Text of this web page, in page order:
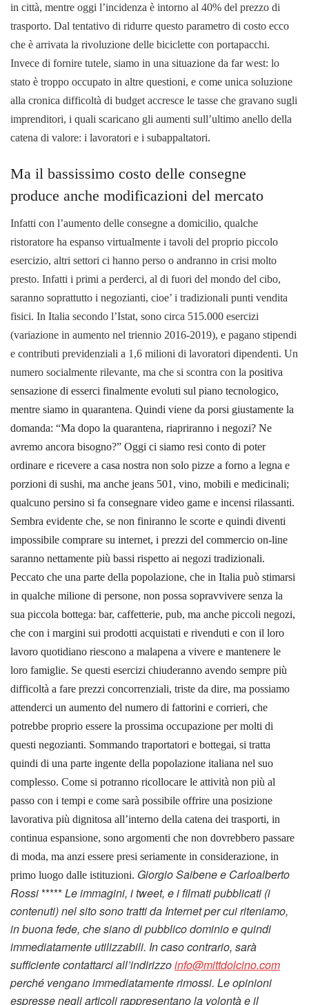
in città, mentre oggi l’incidenza è intorno al 40% del prezzo di
trasporto. Dal tentativo di ridurre questo parametro di costo ecco
che è arrivata la rivoluzione delle biciclette con portapacchi.
Invece di fornire tutele, siamo in una situazione da far west: lo
stato è troppo occupato in altre questioni, e come unica soluzione
alla cronica difficoltà di budget accresce le tasse che gravano sugli
imprenditori, i quali scaricano gli aumenti sull’ultimo anello della
catena di valore: i lavoratori e i subappaltatori.
Ma il bassissimo costo delle consegne
produce anche modificazioni del mercato
Infatti con l’aumento delle consegne a domicilio, qualche
ristoratore ha espanso virtualmente i tavoli del proprio piccolo
esercizio, altri settori ci hanno perso o andranno in crisi molto
presto. Infatti i primi a perderci, al di fuori del mondo del cibo,
saranno soprattutto i negozianti, cioe’ i tradizionali punti vendita
fisici. In Italia secondo l’Istat, sono circa 515.000 esercizi
(variazione in aumento nel triennio 2016-2019), e pagano stipendi
e contributi previdenziali a 1,6 milioni di lavoratori dipendenti. Un
numero socialmente rilevante, ma che si scontra con la positiva
sensazione di esserci finalmente evoluti sul piano tecnologico,
mentre siamo in quarantena. Quindi viene da porsi giustamente la
domanda: “Ma dopo la quarantena, riapriranno i negozi? Ne
avremo ancora bisogno?” Oggi ci siamo resi conto di poter
ordinare e ricevere a casa nostra non solo pizze a forno a legna e
porzioni di sushi, ma anche jeans 501, vino, mobili e medicinali;
qualcuno persino si fa consegnare video game e incensi rilassanti.
Sembra evidente che, se non finiranno le scorte e quindi diventi
impossibile comprare su internet, i prezzi del commercio on-line
saranno nettamente più bassi rispetto ai negozi tradizionali.
Peccato che una parte della popolazione, che in Italia può stimarsi
in qualche milione di persone, non possa sopravvivere senza la
sua piccola bottega: bar, caffetterie, pub, ma anche piccoli negozi,
che con i margini sui prodotti acquistati e rivenduti e con il loro
lavoro quotidiano riescono a malapena a vivere e mantenere le
loro famiglie. Se questi esercizi chiuderanno avendo sempre più
difficoltà a fare prezzi concorrenziali, triste da dire, ma possiamo
attenderci un aumento del numero di fattorini e corrieri, che
potrebbe proprio essere la prossima occupazione per molti di
questi negozianti. Sommando traportatori e bottegai, si tratta
quindi di una parte ingente della popolazione italiana nel suo
complesso. Come si potranno ricollocare le attività non più al
passo con i tempi e come sarà possibile offrire una posizione
lavorativa più dignitosa all’interno della catena dei trasporti, in
continua espansione, sono argomenti che non dovrebbero passare
di moda, ma anzi essere presi seriamente in considerazione, in
primo luogo dalle istituzioni. Giorgio Saibene e Carloalberto
Rossi*****Le immagini, i tweet, e i filmati pubblicati (i
contenuti) nel sito sono tratti da Internet per cui riteniamo,
in buona fede, che siano di pubblico dominio e quindi
immediatamente utilizzabili. In caso contrario, sarà
sufficiente contattarci all’indirizzoinfo@mittdolcino.com
perché vengano immediatamente rimossi. Le opinioni
espresse negli articoli rappresentano la volontà e il